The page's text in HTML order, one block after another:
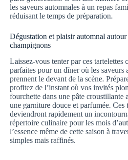
les saveurs automnales à un repas
réduisant le temps de préparation.
Dégustation et plaisir automnal autour
champignons
Laissez-vous tenter par ces tartelettes
parfaites pour un dîner où les saveurs
prennent le devant de la scène.
profitez de l’instant où vos invités
fourchette dans une pâte croustillante
une garniture douce et parfumée. Ces
deviendront rapidement un
répertoire culinaire pour les mois
l’essence même de cette saison à
simples mais raffinés.